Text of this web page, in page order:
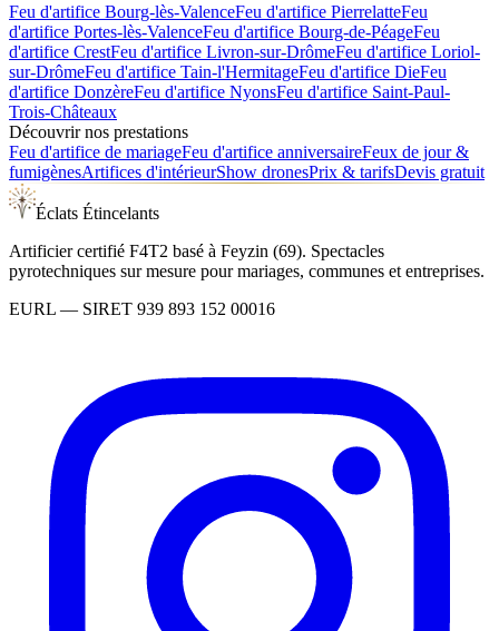
Feu d'artifice Bourg-lès-ValenceFeu d'artifice PierrelatteFeu
d'artifice Portes-lès-ValenceFeu d'artifice Bourg-de-PéageFeu
d'artifice CrestFeu d'artifice Livron-sur-DrômeFeu d'artifice Loriol-
sur-DrômeFeu d'artifice Tain-l'HermitageFeu d'artifice DieFeu
d'artifice DonzèreFeu d'artifice NyonsFeu d'artifice Saint-Paul-
Trois-Châteaux
Découvrir nos prestations
Feu d'artifice de mariageFeu d'artifice anniversaireFeux de jour &
fumigènesArtifices d'intérieurShow dronesPrix & tarifsDevis gratuit
Éclats Étincelants
Artificier certifié F4T2 basé à Feyzin (69). Spectacles
pyrotechniques sur mesure pour mariages, communes et entreprises.
EURL — SIRET 939 893 152 00016